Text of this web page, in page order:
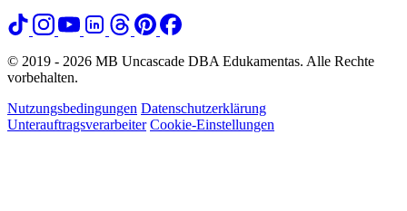
© 2019 - 2026 MB Uncascade DBA Edukamentas. Alle Rechte
vorbehalten.
Nutzungsbedingungen Datenschutzerklärung
Unterauftragsverarbeiter Cookie-Einstellungen